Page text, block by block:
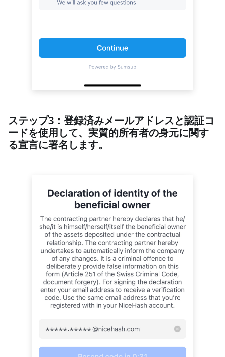
ステップ3：登録済みメールアドレスと認証コ
ードを使用して、実質的所有者の身元に関す
る宣言に署名します。